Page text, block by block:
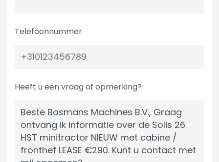
Telefoonnummer
Heeft u een vraag of opmerking?